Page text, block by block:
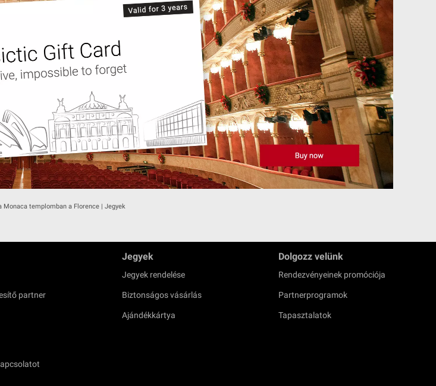
Monaca templomban a Florence | Jegyek
partner
Jegyek
Jegyek rendelése
Biztonságos vásárlás
Ajándékkártya
Dolgozz velünk
Rendezvényeinek promóciója
Partnerprogramok
Tapasztalatok